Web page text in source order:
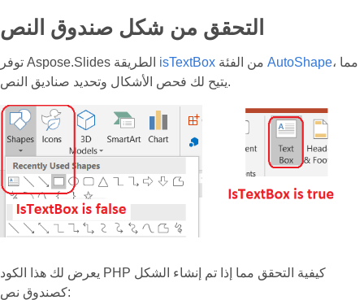
التحقق من شكل صندوق النص
isTextBox AutoShape، مما
يتيح لك فحص الأشكال وتحديد صناديق النص.
يعرض لك هذا الكود PHP كيفية التحقق مما إذا تم إنشاء الشكل
كصندوق نص: